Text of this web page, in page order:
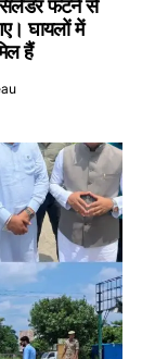
फटने से
घायलों में
हैं